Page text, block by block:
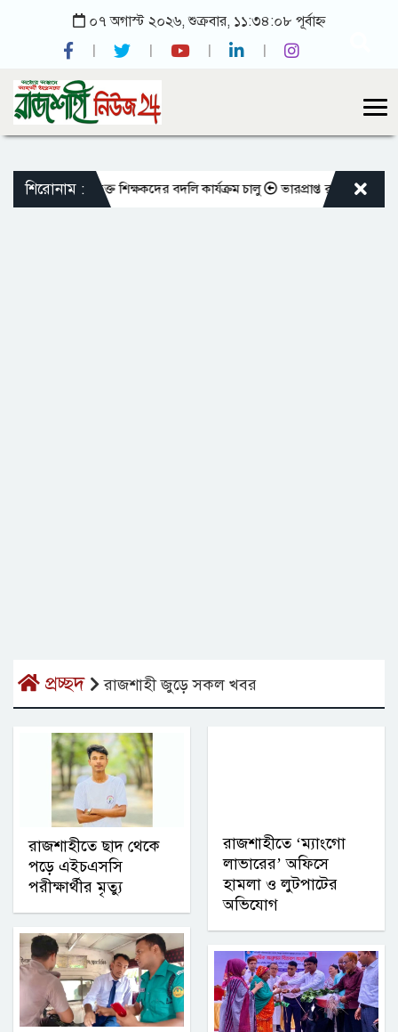
০৭ অগাস্ট ২০২৬, শুক্রবার, ১১:৩৪:০৮ পূর্বাহ্ন
শিরোনাম :
এমপিওভুক্ত শিক্ষকদের বদলি কার্যক্রম চালু ভারপ্রাপ্ত রাষ্ট্রপতিকে
প্রচ্ছদ রাজশাহী জুড়ে সকল খবর
রাজশাহীতে ছাদ থেকে
পড়ে এইচএসসি
পরীক্ষার্থীর মৃত্যু
রাজশাহীতে ‘ম্যাংগো
লাভারের’ অফিসে
হামলা ও লুটপাটের
অভিযোগ